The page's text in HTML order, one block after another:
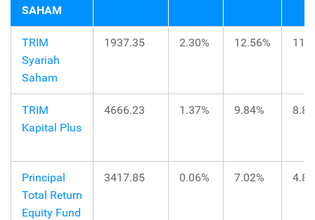
SAHAM
TRIM
Syariah
Saham
1937.35 2.30% 12.56%
TRIM
Kapital Plus
4666.23 1.37% 9.84%
Principal
Total Return
Equity Fund
3417.85 0.06% 7.02%